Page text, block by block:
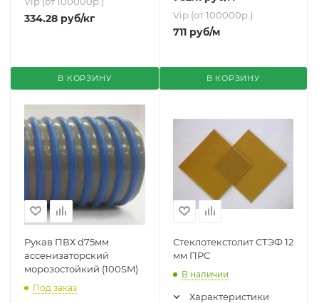
334.28 руб/кг
В КОРЗИНУ
Vip (от 100000р.)
711руб/м
В КОРЗИНУ
Рукав ПВХ d75мм
ассенизаторский
морозостойкий (100SM)
Под заказ
Стеклотекстолит СТЭФ 12
мм ПРС
В наличии
Характеристики